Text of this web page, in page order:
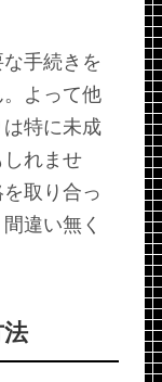
手続きを
よって他
特に未成
れませ
取り合っ
違い無く